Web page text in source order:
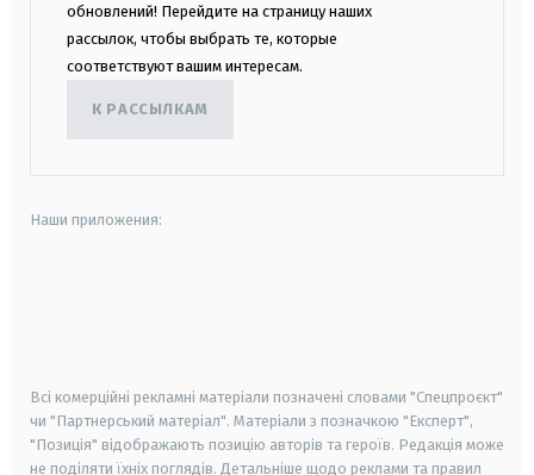
обновлений! Перейдите на страницу наших
рассылок, чтобы выбрать те, которые
соответствуют вашим интересам.
К РАССЫЛКАМ
Наши приложения:
Всі комерційні рекламні матеріали позначені словами "Спецпроєкт"
чи "Партнерський матеріал". Матеріали з позначкою "Експерт",
"Позиція" відображають позицію авторів та героїв. Редакція може
не поділяти їхніх поглядів. Детальніше щодо реклами та правил